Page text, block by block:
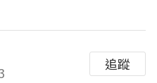
追蹤